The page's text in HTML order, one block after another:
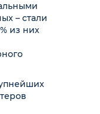
– стали
из них